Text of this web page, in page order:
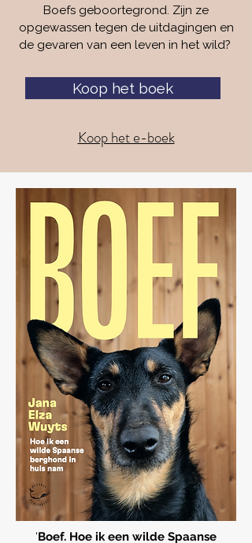
Boefs geboortegrond. Zijn ze
opgewassen tegen de uitdagingen en
de gevaren van een leven in het wild?
Koop het boek
Koop het e-boek
'Boef. Hoe ik een wilde Spaanse